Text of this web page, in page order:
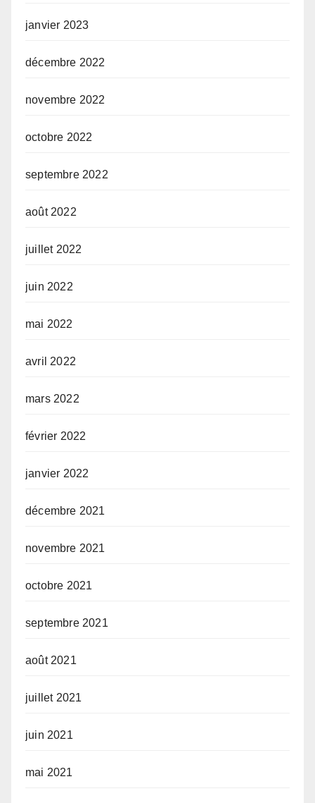
janvier 2023
décembre 2022
novembre 2022
octobre 2022
septembre 2022
août 2022
juillet 2022
juin 2022
mai 2022
avril 2022
mars 2022
février 2022
janvier 2022
décembre 2021
novembre 2021
octobre 2021
septembre 2021
août 2021
juillet 2021
juin 2021
mai 2021